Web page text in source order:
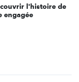
l'histoire de
engagée